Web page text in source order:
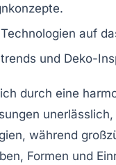
.
Technologien auf
und Deko-
durch eine
, während
Formen und